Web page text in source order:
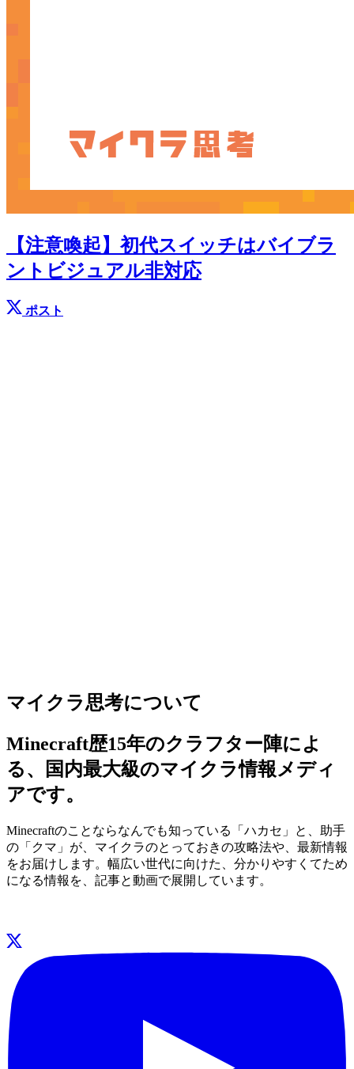
【注意喚起】初代スイッチはバイブラ
ントビジュアル非対応
ポスト
マイクラ思考について
Minecraft歴15年のクラフター陣によ
る、国内最大級のマイクラ情報メディ
アです。
Minecraftのことならなんでも知っている「ハカセ」と、助手
の「クマ」が、マイクラのとっておきの攻略法や、最新情報
をお届けします。幅広い世代に向けた、分かりやすくてため
になる情報を、記事と動画で展開しています。